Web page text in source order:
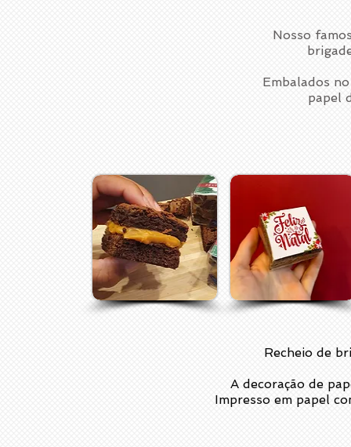
Nosso
Embalados
papel
Recheio de
A decoração de
Impresso em papel